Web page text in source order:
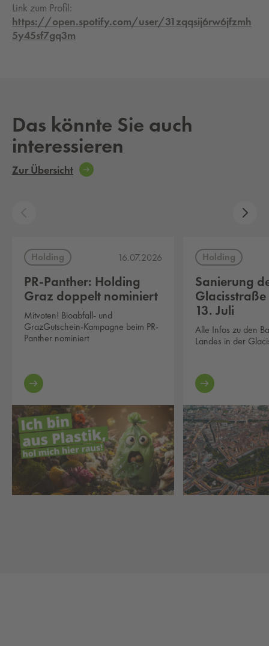
Link zum Profil:
https://open.spotify.com/user/31zqqsij6rw6jfzmh
5y45sf7gq3m
Das könnte Sie auch
interessieren
Zur Übersicht
Holding 16.07.2026
PR-Panther: Holding
Graz doppelt nominiert
Mitvoten! Bioabfall- und
GrazGutschein-Kampagne beim PR-
Panther nominiert
Holding
Sanierung
13. Juli
Alle Infos zu den
Landes in der